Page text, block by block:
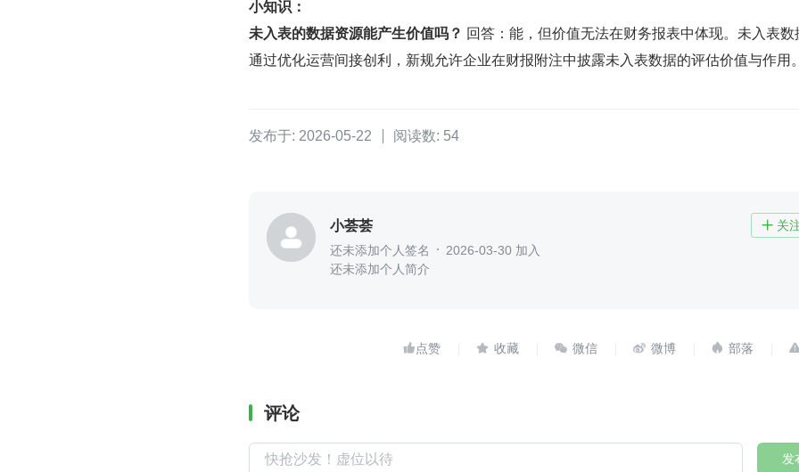
小知识：
未入表的数据资源能产生价值吗？ 回答：能，但价值无法在财务报表中体现。未入表数
通过优化运营间接创利，新规允许企业在财报附注中披露未入表数据的评估价值与作用。
发布于: 2026-05-22 阅读数: 54
小荟荟  关
还未添加个人签名
2026-03-30 加入
还未添加个人简介
    
评论
发